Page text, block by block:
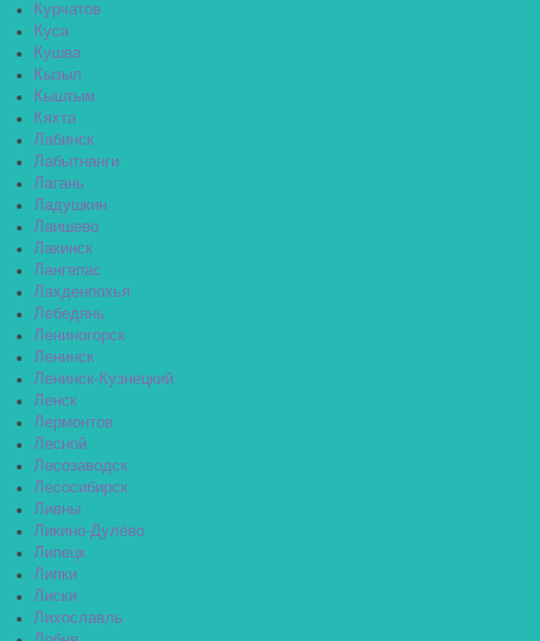
Курчатов
Куса
Кушва
Кызыл
Кыштым
Кяхта
Лабинск
Лабытнанги
Лагань
Ладушкин
Лаишево
Лакинск
Лангепас
Лахденпохья
Лебедянь
Лениногорск
Ленинск
Ленинск-Кузнецкий
Ленск
Лермонтов
Лесной
Лесозаводск
Лесосибирск
Ливны
Ликино-Дулёво
Липецк
Липки
Лиски
Лихославль